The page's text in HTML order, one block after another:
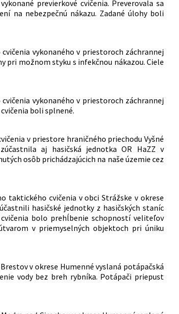
previerkové cvičenia. Preverovala sa
na nebezpečnú nákazu. Zadané úlohy boli
vykonaného v priestoroch záchrannej
pri možnom styku s infekčnou nákazou. Ciele
vykonaného v priestoroch záchrannej
boli splnené.
v priestore hraničného priechodu Vyšné
aj hasičská jednotka OR HaZZ v
osôb prichádzajúcich na naše územie cez
taktického cvičenia v obci Strážske v okrese
hasičské jednotky z hasičských staníc
cvičenia bolo prehĺbenie schopností veliteľov
v priemyselných objektoch pri úniku
v okrese Humenné vyslaná potápačská
vody bez breh rybníka. Potápači priepust